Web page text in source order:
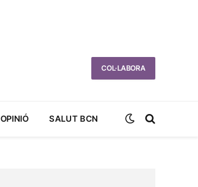
COL·LABORA
OPINIÓ SALUT BCN